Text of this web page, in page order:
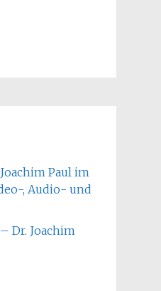
Paul im
, Audio- und
Dr. Joachim